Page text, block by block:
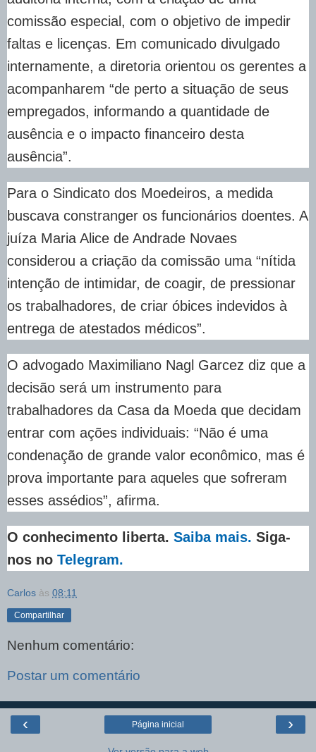
comissão especial, com o objetivo de impedir
faltas e licenças. Em comunicado divulgado
internamente, a diretoria orientou os gerentes a
acompanharem “de perto a situação de seus
empregados, informando a quantidade de
ausência e o impacto financeiro desta
ausência”.
Para o Sindicato dos Moedeiros, a medida
buscava constranger os funcionários doentes. A
juíza Maria Alice de Andrade Novaes
considerou a criação da comissão uma “nítida
intenção de intimidar, de coagir, de pressionar
os trabalhadores, de criar óbices indevidos à
entrega de atestados médicos”.
O advogado Maximiliano Nagl Garcez diz que a
decisão será um instrumento para
trabalhadores da Casa da Moeda que decidam
entrar com ações individuais: “Não é uma
condenação de grande valor econômico, mas é
prova importante para aqueles que sofreram
esses assédios”, afirma.
O conhecimento liberta. Saiba mais. Siga-
nos no Telegram.
Carlos às 08:11
Compartilhar
Nenhum comentário:
Postar um comentário
‹ ›
Página inicial